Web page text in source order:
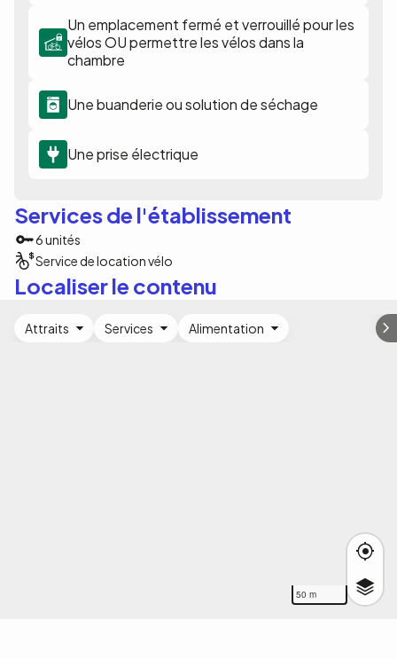
Un emplacement fermé et verrouillé pour les
vélos OU permettre les vélos dans la
chambre
Une buanderie ou solution de séchage
Une prise électrique
Services de l'établissement
6 unités
Service de location vélo
Localiser le contenu
50 m
Attraits Services Alimentation